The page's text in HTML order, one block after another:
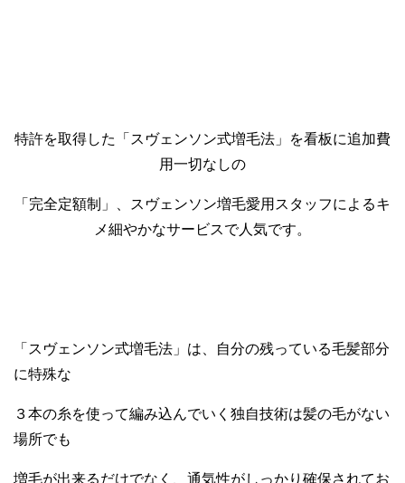
特許を取得した「スヴェンソン式増毛法」を看板に追加費
用一切なしの
「完全定額制」、スヴェンソン増毛愛用スタッフによるキ
メ細やかなサービスで人気です。
「スヴェンソン式増毛法」は、自分の残っている毛髪部分
に特殊な
３本の糸を使って編み込んでいく独自技術は髪の毛がない
場所でも
増毛が出来るだけでなく、通気性がしっかり確保されてお